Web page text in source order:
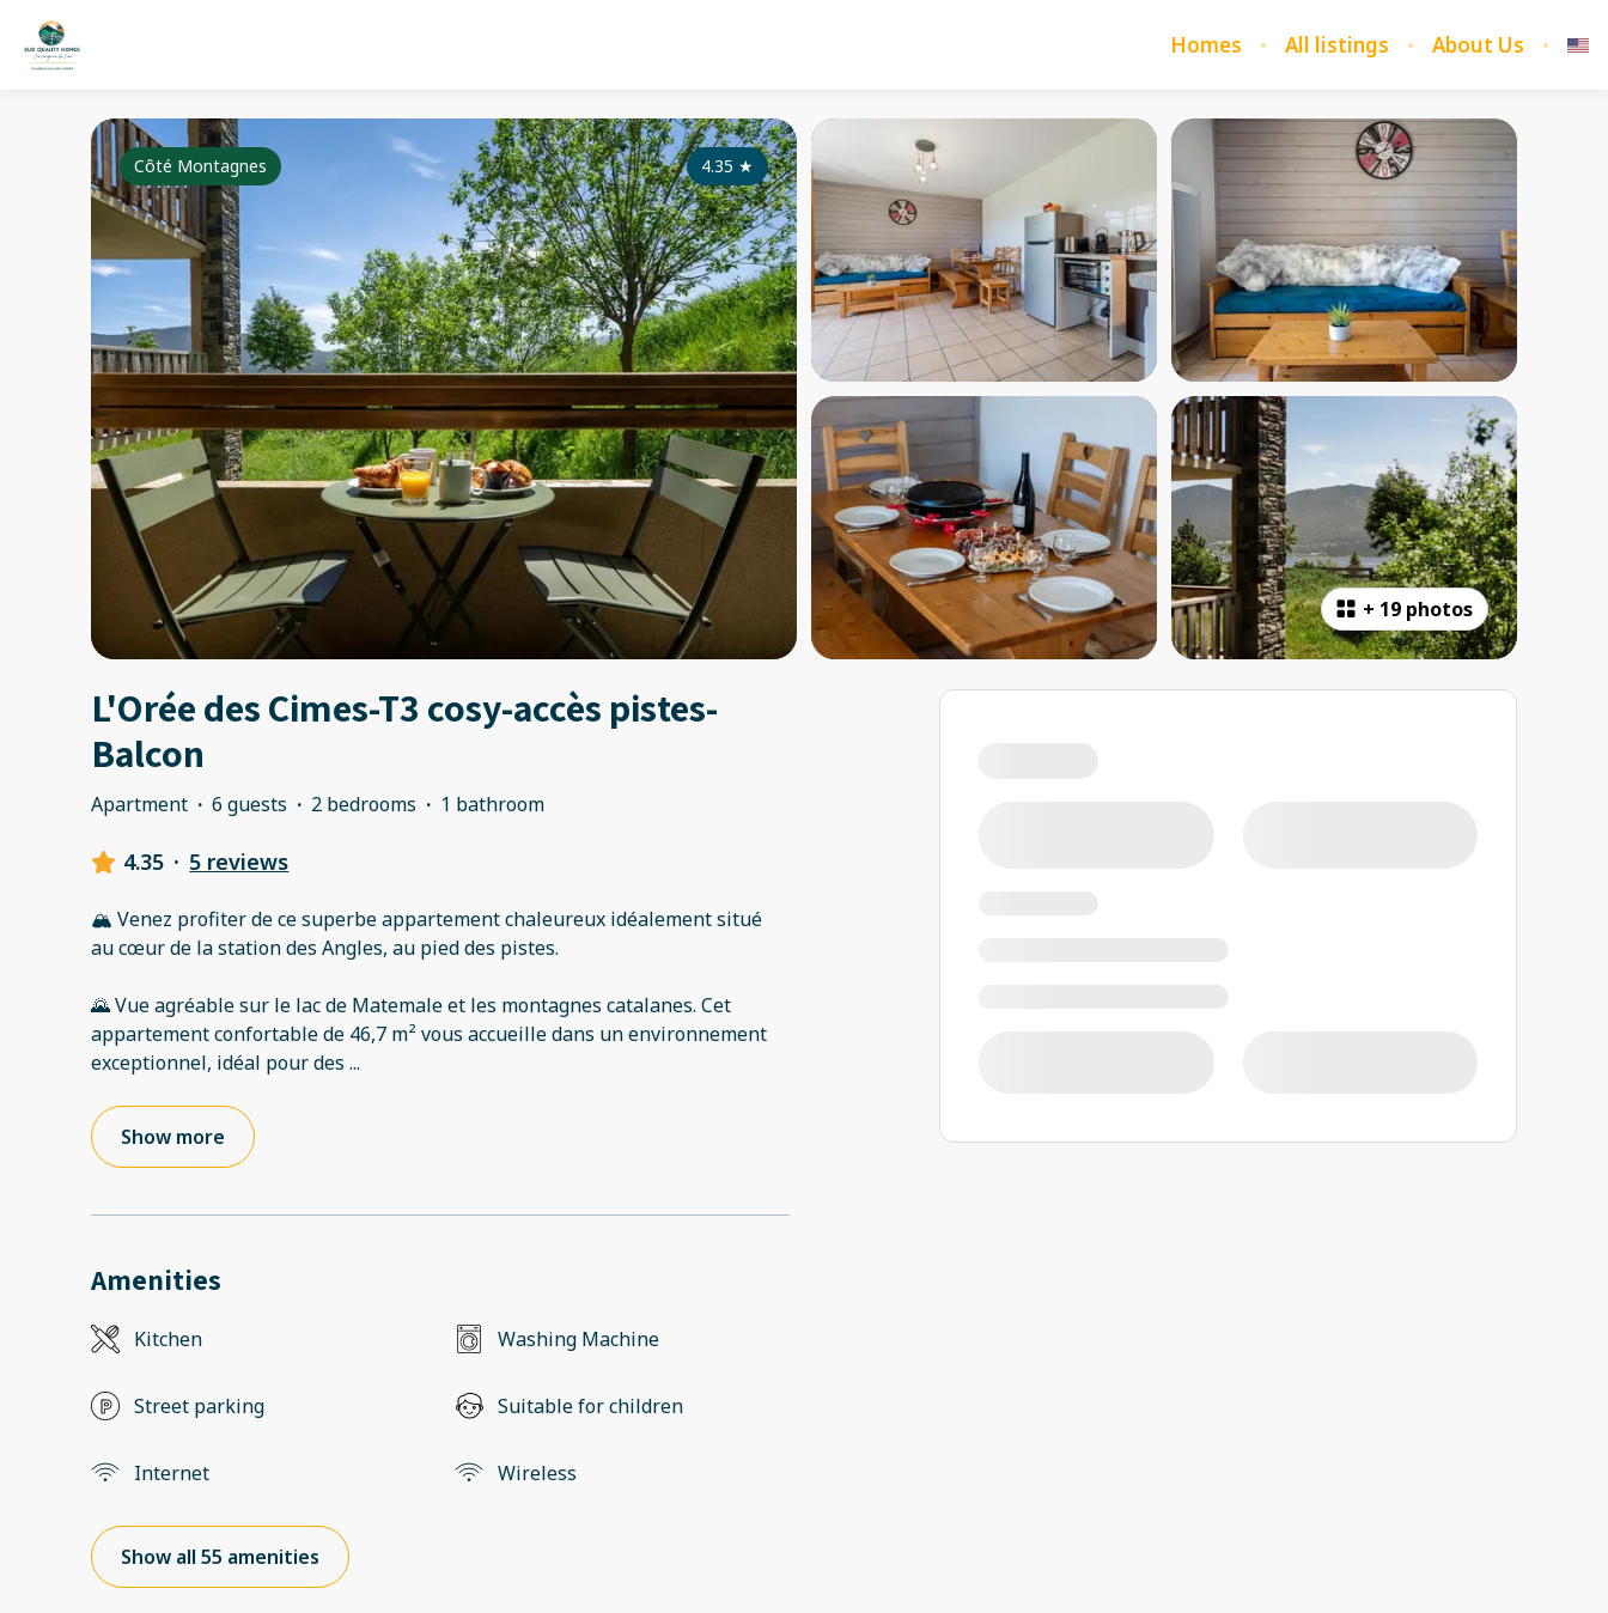
Homes All listings About Us
+ 19 photos
4.35 ★
Côté Montagnes
L'Orée des Cimes-T3 cosy-accès pistes-
Balcon
Apartment · 6 guests · 2 bedrooms · 1 bathroom
4.35 · 5 reviews
🏔️ Venez profiter de ce superbe appartement chaleureux idéalement situé
au cœur de la station des Angles, au pied des pistes.
🌄 Vue agréable sur le lac de Matemale et les montagnes catalanes. Cet
appartement confortable de 46,7 m² vous accueille dans un environnement
exceptionnel, idéal pour des ...
Show more
Amenities
Kitchen Washing Machine
Street parking Suitable for children
Internet Wireless
Show all 55 amenities